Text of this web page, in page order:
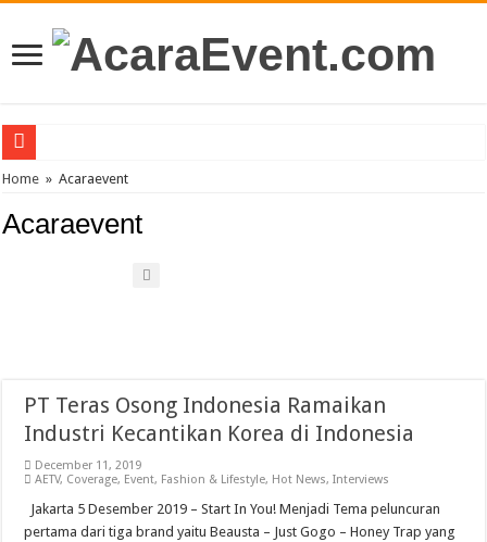
PT Teras Osong Indonesia Ramaikan Industri Kecantikan Korea di Indonesia
John Mayer akan Konser di Jakarta April 2019
Home » Acaraevent
Acaraevent
PT Teras Osong Indonesia Ramaikan
Industri Kecantikan Korea di Indonesia
December 11, 2019
AETV, Coverage, Event, Fashion & Lifestyle, Hot News,Interviews
Jakarta 5 Desember 2019 – Start In You! Menjadi Tema peluncuran
pertama dari tiga brand yaitu Beausta – Just Gogo – Honey Trap yang